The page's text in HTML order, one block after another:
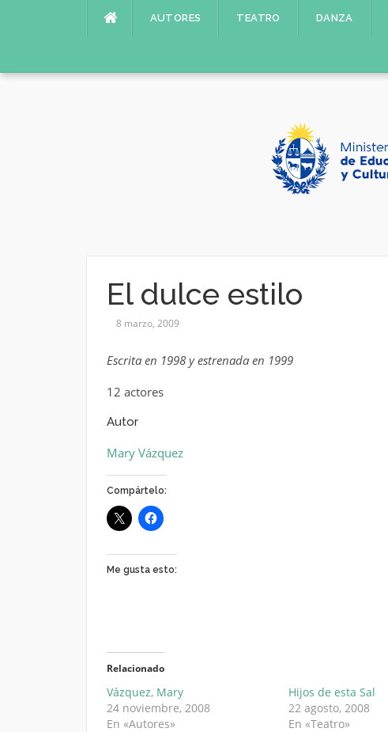
AUTORES TEATRO DANZA
El dulce estilo
8 marzo, 2009
Escrita en 1998 y estrenada en 1999
12 actores
Autor
Mary Vázquez
Compártelo:
Me gusta esto:
Relacionado
Vázquez, Mary
24 noviembre, 2008
En «Autores»
Hijos de esta Sal
22 agosto, 2008
En «Teatro»